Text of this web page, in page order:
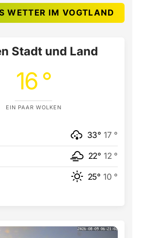
WETTER IM VOGTLAND
Stadt und Land
16 °
EIN PAAR WOLKEN
33° 17 °
22° 12 °
25° 10 °